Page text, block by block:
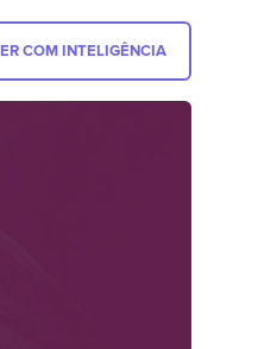
COM INTELIGÊNCIA